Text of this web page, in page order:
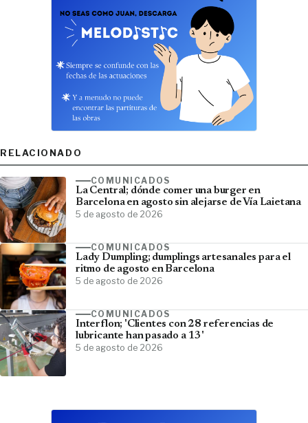
RELACIONADO
COMUNICADOS
La Central; dónde comer una burger en
Barcelona en agosto sin alejarse de Vía Laietana
5 de agosto de 2026
COMUNICADOS
Lady Dumpling; dumplings artesanales para el
ritmo de agosto en Barcelona
5 de agosto de 2026
COMUNICADOS
Interflon; 'Clientes con 28 referencias de
lubricante han pasado a 13'
5 de agosto de 2026